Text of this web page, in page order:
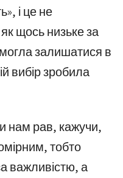
і це не
як щось низьке за
залишатися в
вибір зробила
нам рав, кажучи,
тобто
важливістю, а